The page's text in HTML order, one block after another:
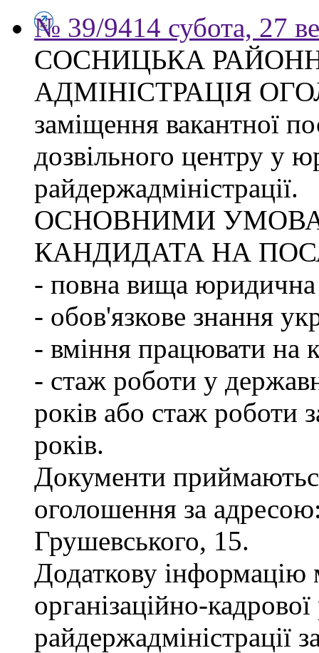
№ 39/9414 субота, 27
СОСНИЦЬКА
АДМІНІСТРАЦІЯ
заміщення вакантної
дозвільного центру у
райдержадміністрації.
ОСНОВНИМИ
КАНДИДАТА НА
- повна вища юридична
- обов'язкове знання
- вміння працювати на
- стаж роботи у
років або стаж роботи
років.
Документи
оголошення за
Грушевського, 15.
Додаткову інформацію
організаційно-
райдержадміністрації